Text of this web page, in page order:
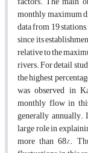
monthly maximum
data from 19
since its
relative to the
rivers. For detail
the highest
was observed in
monthly flow in
generally annually.
large role in
more than 68%.